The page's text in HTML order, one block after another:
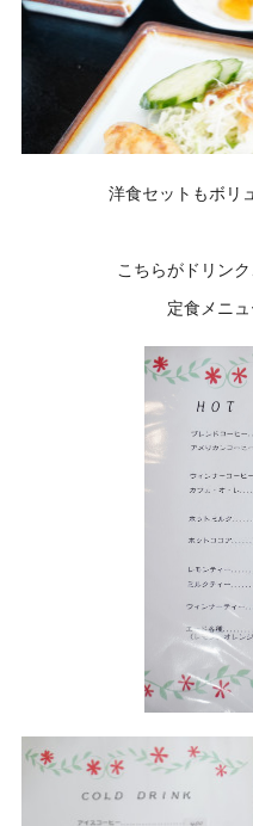
洋食セットもボリ
こちらがドリン
定食メニュ